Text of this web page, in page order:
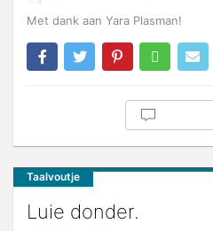
Met dank aan Yara Plasman!
Taalvoutje
Luie donder.